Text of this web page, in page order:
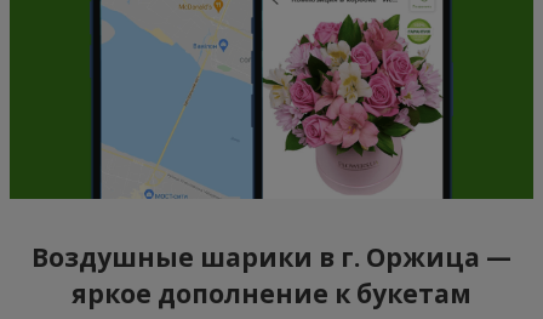
Воздушные шарики в г. Оржица —
яркое дополнение к букетам